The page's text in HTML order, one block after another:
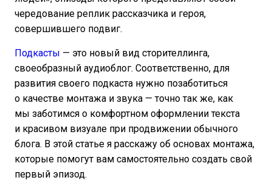
чередование реплик рассказчика и героя,
совершившего подвиг.
Подкасты — это новый вид сторителлинга,
своеобразный аудиоблог. Соответственно, для
развития своего подкаста нужно позаботиться
о качестве монтажа и звука — точно так же, как
мы заботимся о комфортном оформлении текста
и красивом визуале при продвижении обычного
блога. В этой статье я расскажу об основах монтажа,
которые помогут вам самостоятельно создать свой
первый эпизод.